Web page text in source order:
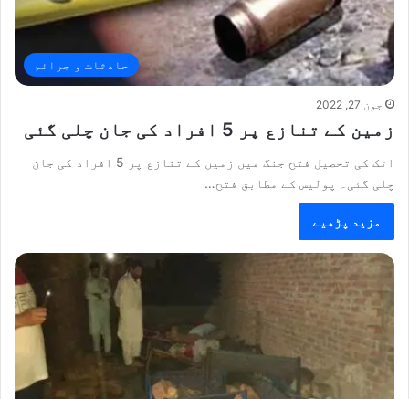
حادثات و جرائم
جون 27, 2022
زمین کے تنازع پر 5 افراد کی جان چلی گئی
اٹک کی تحصیل فتح جنگ میں زمین کے تنازع پر 5 افراد کی جان
چلی گئی۔ پولیس کے مطابق فتح…
مزید پڑھیے